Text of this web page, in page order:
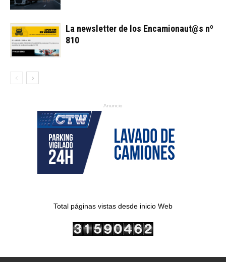
La newsletter de los Encamionaut@s nº
810
Anuncio
Total páginas vistas desde inicio Web